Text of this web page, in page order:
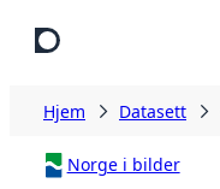
Hjem Datasett
Norge i bilder